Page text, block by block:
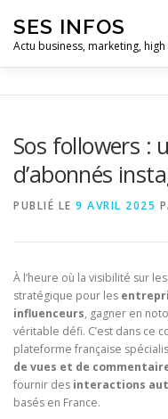
contenu
SES INFOS
Actu business, marketing,
HIGH TECH ET
Sos followers :
d’abonnés
PUBLIÉ LE 9 AVRIL 2025
À l’heure où la visibilité sur
stratégique pour les
influenceurs, gagner en
véritable défi. C’est dans ce
plateforme française
de vues et de
fournir des interactions
basés en France.